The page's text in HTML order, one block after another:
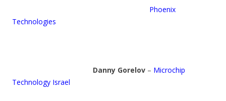
Phoenix
Technologies
Danny Gorelov – Microchip
Technology Israel